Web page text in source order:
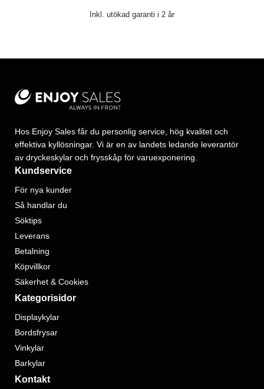
Inkl. utökad garanti i 2 år
Hos Enjoy Sales får du personlig service, hög kvalitet och
effektiva kyllösningar. Vi är en av landets ledande leverantör
av dryckeskylar och frysskåp för varuexponering.
Kundservice
För nya kunder
Så handlar du
Söktips
Leverans
Betalning
Köpvillkor
Säkerhet & Cookies
Kategorisidor
Displaykylar
Bordsfrysar
Vinkylar
Barkylar
Kontakt